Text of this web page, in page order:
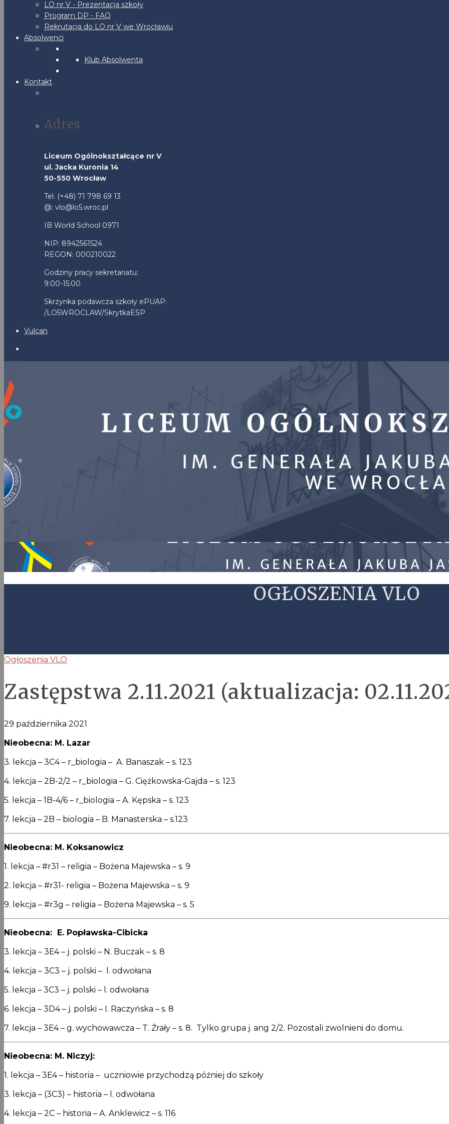
LO nr V - Prezentacja szkoły
Program DP - FAQ
Rekrutacja do LO nr V we Wrocławiu
Absolwenci
Klub Absolwenta
Kontakt
Adres
Liceum Ogólnokształcące nr V
ul. Jacka Kuronia 14
50-550 Wrocław
Tel. (+48) 71 798 69 13
@: vlo@lo5.wroc.pl
IB World School 0971
NIP: 8942561524
REGON: 000210022
Godziny pracy sekretariatu:
9:00-15:00
Skrzynka podawcza szkoły ePUAP:
/LO5WROCLAW/SkrytkaESP
Vulcan
OGŁOSZENIA VLO
Ogłoszenia VLO
Zastępstwa 2.11.2021 (aktualizacja:
29 października 2021
Nieobecna: M. Lazar
3. lekcja – 3C4 – r_biologia – A. Banaszak – s. 123
4. lekcja – 2B-2/2 – r_biologia – G. Ciężkowska-Gajda – s. 123
5. lekcja – 1B-4/6 – r_biologia – A. Kępska – s. 123
7. lekcja – 2B – biologia – B. Manasterska – s.123
Nieobecna: M. Koksanowicz
1. lekcja – #r31 – religia – Bożena Majewska – s. 9
2. lekcja – #r31- religia – Bożena Majewska – s. 9
9. lekcja – #r3g – religia – Bożena Majewska – s. 5
Nieobecna: E. Popławska-Cibicka
3. lekcja – 3E4 – j. polski – N. Buczak – s. 8
4. lekcja – 3C3 – j. polski – l. odwołana
5. lekcja – 3C3 – j. polski – l. odwołana
6. lekcja – 3D4 – j. polski – I. Raczyńska – s. 8
7. lekcja – 3E4 – g. wychowawcza – T. Źrały – s. 8. Tylko grupa j. ang 2/2. Pozostali zwolnieni do domu.
Nieobecna: M. Niczyj:
1. lekcja – 3E4 – historia – uczniowie przychodzą później do szkoły
3. lekcja – (3C3) – historia – l. odwołana
4. lekcja – 2C – historia – A. Anklewicz – s. 116